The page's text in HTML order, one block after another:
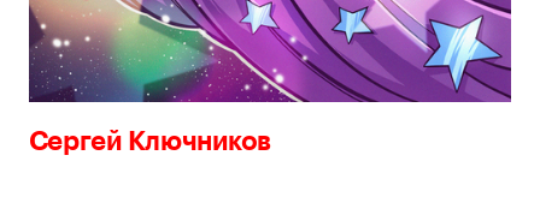
Сергей Ключников